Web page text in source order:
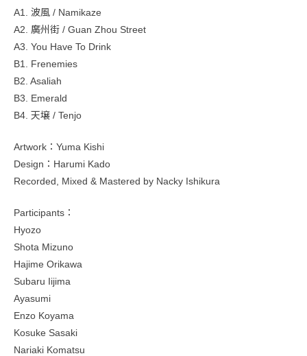
A1. 波風 / Namikaze
A2. 廣州街 / Guan Zhou Street
A3. You Have To Drink
B1. Frenemies
B2. Asaliah
B3. Emerald
B4. 天壌 / Tenjo
Artwork：Yuma Kishi
Design：Harumi Kado
Recorded, Mixed & Mastered by Nacky Ishikura
Participants：
Hyozo
Shota Mizuno
Hajime Orikawa
Subaru Iijima
Ayasumi
Enzo Koyama
Kosuke Sasaki
Nariaki Komatsu